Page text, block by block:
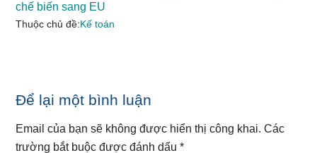
chế biến sang EU
Thuộc chủ đề:Kế toán
Reader
Interactions
Để lại một bình luận
Email của bạn sẽ không được hiển thị công khai. Các
trường bắt buộc được đánh dấu*